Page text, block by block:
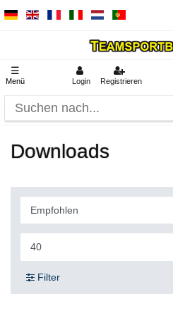
☰
Menü Login Registrieren
Downloads
Filter